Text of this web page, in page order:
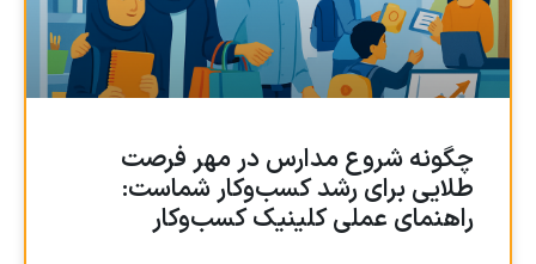
چگونه شروع مدارس در مهر فرصت
طلایی برای رشد کسب‌وکار شماست:
راهنمای عملی کلینیک کسب‌وکار